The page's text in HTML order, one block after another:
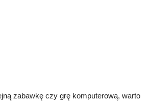
zabawkę czy grę komputerową, warto